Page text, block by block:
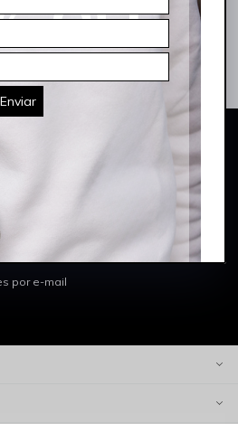
10% OFF
promoções e descontos
por e-mail
Enviar